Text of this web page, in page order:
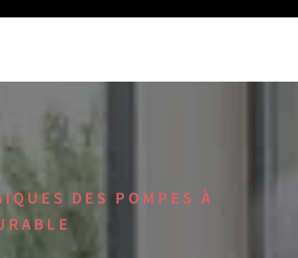
DES POMPES À